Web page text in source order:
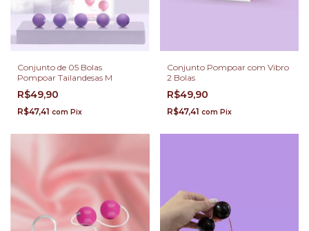
Conjunto de 05 Bolas
Pompoar Tailandesas M
R$49,90
R$47,41 com Pix
Conjunto Pompoar com Vibro
2 Bolas
R$49,90
R$47,41 com Pix